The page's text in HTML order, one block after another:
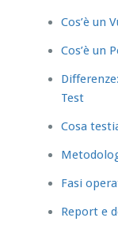
Cos’è un
Cos’è un
Test
Cosa
Fasi
Report e